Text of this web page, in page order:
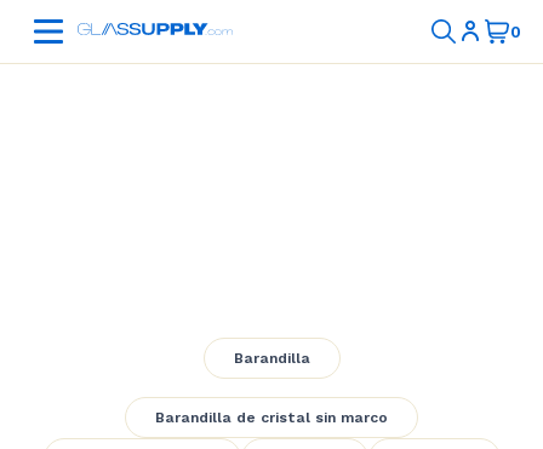
Barandilla
Barandilla de cristal sin marco